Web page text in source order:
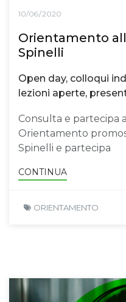
10/06/2020
Orientamento
Spinelli
Open day, colloqui
lezioni aperte,
Consulta e partecipa
Orientamento
Spinelli e partecipa
CONTINUA
ORIENTAMENTO